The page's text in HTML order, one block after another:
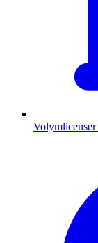
Volymlicenser